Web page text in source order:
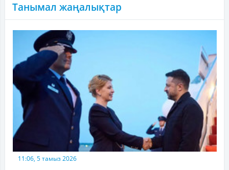
Танымал жаңалықтар
11:06, 5 тамыз 2026